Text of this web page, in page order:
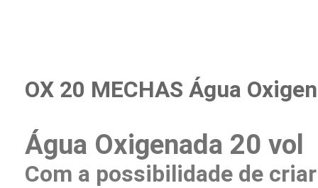
OX 20 MECHAS Água
Água Oxigenada 20 vol
Com a possibilidade de